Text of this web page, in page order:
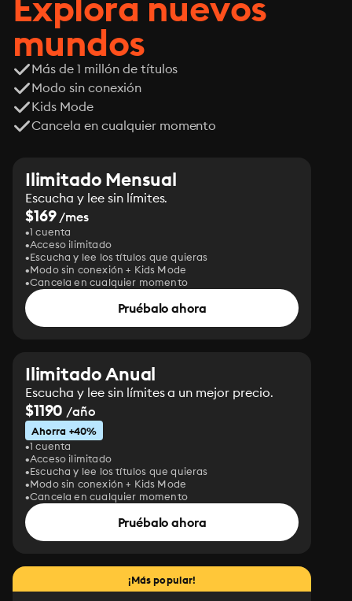
mundos
Más de 1 millón de títulos
Modo sin conexión
Kids Mode
Cancela en cualquier momento
Ilimitado Mensual
Escucha y lee sin límites.
$169/mes
1 cuenta
Acceso ilimitado
Escucha y lee los títulos que quieras
Modo sin conexión + Kids Mode
Cancela en cualquier momento
Pruébalo ahora
Ilimitado Anual
Escucha y lee sin límites a un mejor precio.
$1190 /año
Ahorra +40%
1 cuenta
Acceso ilimitado
Escucha y lee los títulos que quieras
Modo sin conexión + Kids Mode
Cancela en cualquier momento
Pruébalo ahora
¡Más popular!